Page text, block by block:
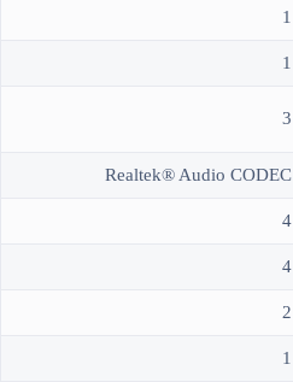
1
1
3
Realtek® Audio CODEC
4
4
2
1